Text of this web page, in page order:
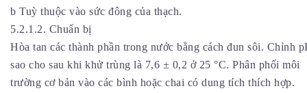
b Tuỳ thuộc vào sức đông của thạch.
5.2.1.2. Chuẩn bị
Hòa tan các thành phần trong nước bằng cách đun sôi. Chỉnh
sao cho sau khi khử trùng là 7,6 ± 0,2 ở 25 °C. Phân phối môi
trường cơ bản vào các bình hoặc chai có dung tích thích hợp.